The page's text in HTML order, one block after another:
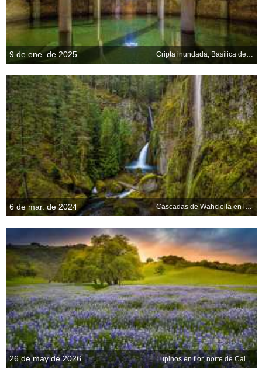
9 de ene. de 2025 Cripta inundada, Basílica de San Francisco, Rávena, Italia
6 de mar. de 2024 Cascadas de Wahclella en la garganta del río Columbia, Oregón, EE.UU.
26 de may de 2026 Lupinos en flor, norte de California, EE. UU.